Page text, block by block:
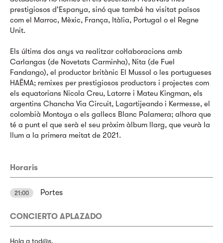
prestigiosos d'Espanya, sinó que també ha visitat països
com el Marroc, Mèxic, França, Itàlia, Portugal o el Regne
Unit.
Els últims dos anys va realitzar col·laboracions amb
Carlangas (de Novetats Carminha), Nita (de Fuel
Fandango), el productor britànic El Mussol o les portugueses
HAĒMA; remixes per prestigiosos productors i projectes com
els equatorians Nicola Creu, Latorre i Mateu Kingman, els
argentins Chancha Via Circuit, Lagartijeando i Kermesse, el
colombià Montoya o els gallecs Blanc Palamera; alhora que
té a punt el que serà el seu pròxim àlbum llarg, que veurà la
llum a la primera meitat de 2021.
Horaris
21:00 Portes
CONCIERTO APLAZADO
Hola a tod@s.